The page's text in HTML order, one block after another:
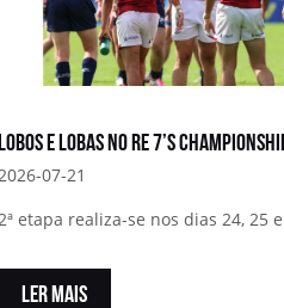
e Lobas no RE 7’s
07-21
etapa realiza-se nos dias 24, 25
LER MAIS